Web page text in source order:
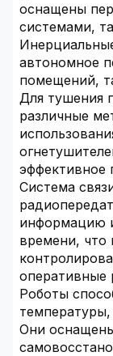
оснащены
системами,
автономное
помещений,
Для тушения
различные
эффективное
Система
информацию
времени, что
оперативные
Роботы
Они